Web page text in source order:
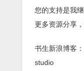
您的支持是我
更多资源分享
书生新浪博客
studio